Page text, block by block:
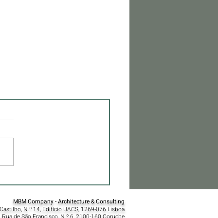
MBM Company - Architecture & Consulting
N.º 14, Edifício UACS, 1269-076 Lisboa​